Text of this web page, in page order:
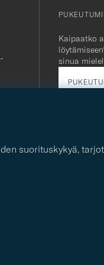
suorituskykyä,
Kaipaatko
sinua